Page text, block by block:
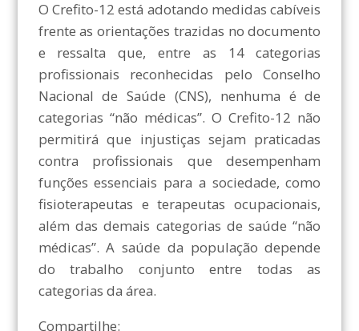
O Crefito-12 está adotando medidas cabíveis
frente as orientações trazidas no documento
e ressalta que, entre as 14 categorias
profissionais reconhecidas pelo Conselho
Nacional de Saúde (CNS), nenhuma é de
categorias “não médicas”. O Crefito-12 não
permitirá que injustiças sejam praticadas
contra profissionais que desempenham
funções essenciais para a sociedade, como
fisioterapeutas e terapeutas ocupacionais,
além das demais categorias de saúde “não
médicas”. A saúde da população depende
do trabalho conjunto entre todas as
categorias da área.
Compartilhe: